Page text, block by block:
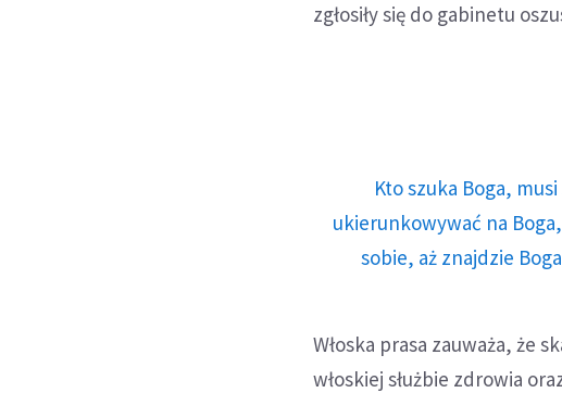
zgłosiły się do gabinetu
Kto szuka Boga,
ukierunkowywać na
sobie, aż znajdzie
Włoska prasa zauważa, że
włoskiej służbie zdrowia